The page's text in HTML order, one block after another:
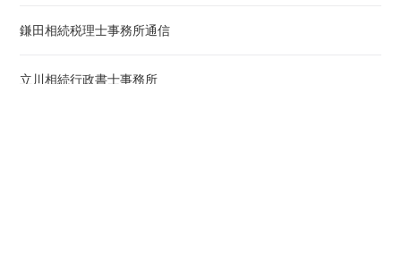
鎌田相続税理士事務所通信
立川相続行政書士事務所